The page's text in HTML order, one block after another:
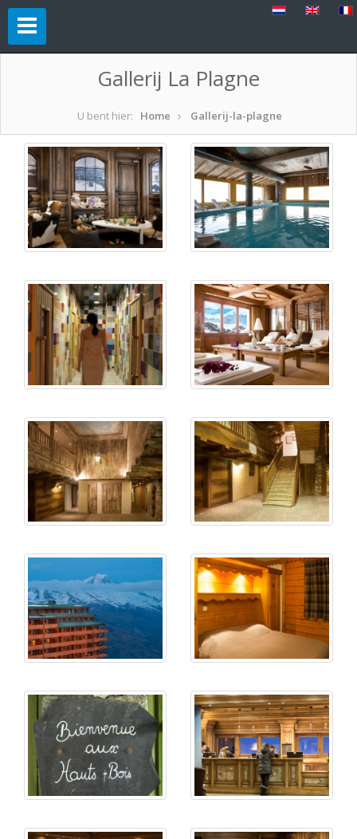
Gallerij La Plagne
U bent hier: Home Gallerij-la-plagne